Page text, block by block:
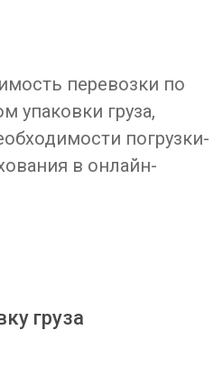
перевозки по
упаковки груза,
погрузки-
в онлайн-
груза